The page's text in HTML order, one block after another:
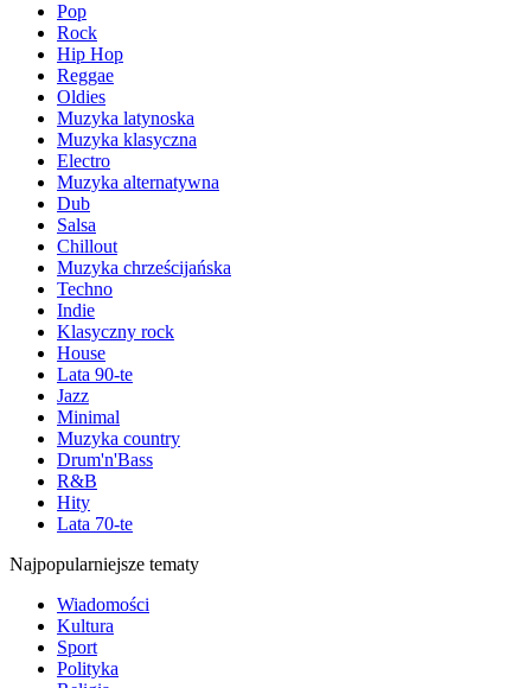
Pop
Rock
Hip Hop
Reggae
Oldies
Muzyka latynoska
Muzyka klasyczna
Electro
Muzyka alternatywna
Dub
Salsa
Chillout
Muzyka chrześcijańska
Techno
Indie
Klasyczny rock
House
Lata 90-te
Jazz
Minimal
Muzyka country
Drum'n'Bass
R&B
Hity
Lata 70-te
Najpopularniejsze tematy
Wiadomości
Kultura
Sport
Polityka